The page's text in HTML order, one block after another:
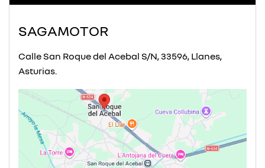
SAGAMOTOR
Calle San Roque del Acebal S/N, 33596, Llanes,
Asturias.